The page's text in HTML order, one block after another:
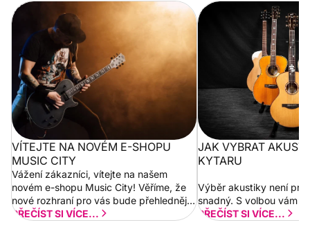
Vítejte na novém e-shopu Music
City
VÍTEJTE NA NOVÉM E-SHOPU
MUSIC CITY
Vážení zákazníci, vítejte na našem
novém e-shopu Music City! Věříme, že
nové rozhraní pro vás bude přehlednější
a rychlejší. Postupně budeme přidávat
PŘEČÍST SI VÍCE...
Jak vybrat
JAK VYBRAT
KYTARU
Výběr akustiky není pro
snadný. S volbou vám
PŘEČÍST SI VÍCE...